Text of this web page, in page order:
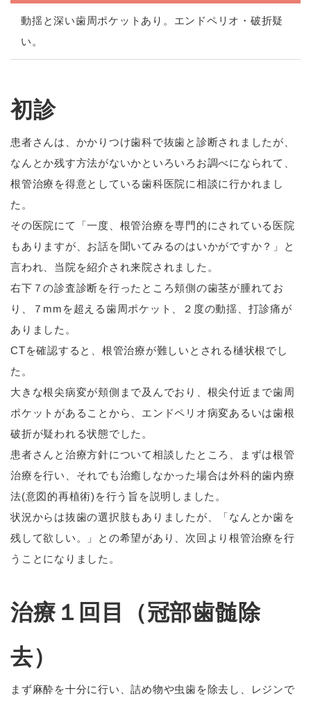
動揺と深い歯周ポケットあり。エンドペリオ・破折疑
い。
初診
患者さんは、かかりつけ歯科で抜歯と診断されましたが、
なんとか残す方法がないかといろいろお調べになられて、
根管治療を得意としている歯科医院に相談に行かれまし
た。
その医院にて「一度、根管治療を専門的にされている医院
もありますが、お話を聞いてみるのはいかがですか？」と
言われ、当院を紹介され来院されました。
右下７の診査診断を行ったところ頬側の歯茎が腫れてお
り、７mmを超える歯周ポケット、２度の動揺、打診痛が
ありました。
CTを確認すると、根管治療が難しいとされる樋状根でし
た。
大きな根尖病変が頬側まで及んでおり、根尖付近まで歯周
ポケットがあることから、エンドペリオ病変あるいは歯根
破折が疑われる状態でした。
患者さんと治療方針について相談したところ、まずは根管
治療を行い、それでも治癒しなかった場合は外科的歯内療
法(意図的再植術)を行う旨を説明しました。
状況からは抜歯の選択肢もありましたが、「なんとか歯を
残して欲しい。」との希望があり、次回より根管治療を行
うことになりました。
治療１回目（冠部歯髄除
去）
まず麻酔を十分に行い、詰め物や虫歯を除去し、レジンで